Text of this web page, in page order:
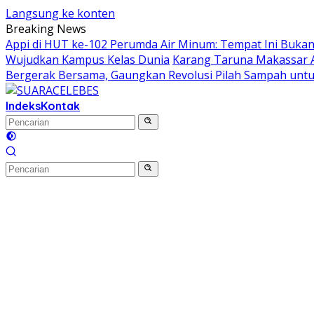
Langsung ke konten
Breaking News
Appi di HUT ke-102 Perumda Air Minum: Tempat Ini
Wujudkan Kampus Kelas Dunia Karang Taruna Makassar
Bergerak Bersama, Gaungkan Revolusi Pilah Sampah
IndeksKontak